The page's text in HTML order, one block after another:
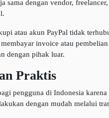
sama dengan vendor,
atau akun PayPal tidak
invoice atau
dengan pihak luar.
Praktis
pengguna di Indonesia
dengan mudah melalui